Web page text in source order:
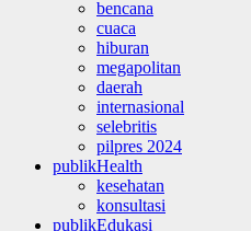
bencana
cuaca
hiburan
megapolitan
daerah
internasional
selebritis
pilpres 2024
publikHealth
kesehatan
konsultasi
publikEdukasi